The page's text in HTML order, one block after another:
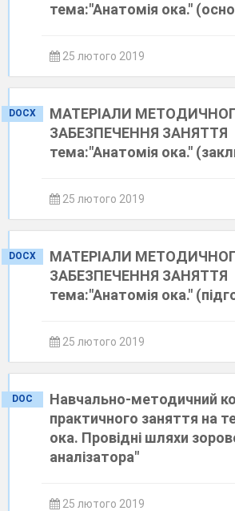
тема:"Анатомія ока."
25 лютого 2019
DOCX
МАТЕРІАЛИ
ЗАБЕЗПЕЧЕННЯ ЗАНЯТТЯ
тема:"Анатомія ока."
25 лютого 2019
DOCX
МАТЕРІАЛИ
ЗАБЕЗПЕЧЕННЯ ЗАНЯТТЯ
тема:"Анатомія ока."
25 лютого 2019
DOC
Навчально-методичний
практичного заняття на
ока. Провідні шляхи
аналізатора"
25 лютого 2019